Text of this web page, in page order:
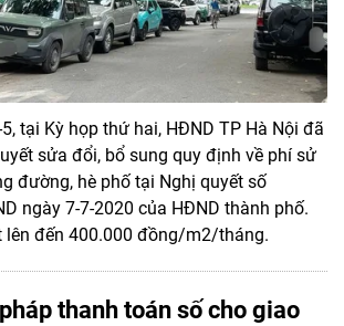
tại Kỳ họp thứ hai, HĐND TP Hà Nội đã
sửa đổi, bổ sung quy định về phí sử
đường, hè phố tại Nghị quyết số
ngày 7-7-2020 của HĐND thành phố.
lên đến 400.000 đồng/m2/tháng.
thanh toán số cho giao